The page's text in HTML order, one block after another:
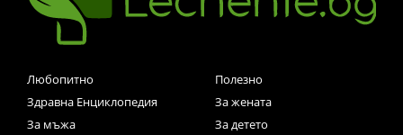
Любопитно
Полезно
Здравна Енциклопедия
За жената
За мъжа
За детето